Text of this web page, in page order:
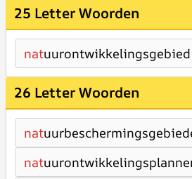
25 Letter Woorden
natuurontwikkelingsgebied
26 Letter Woorden
nat
nat